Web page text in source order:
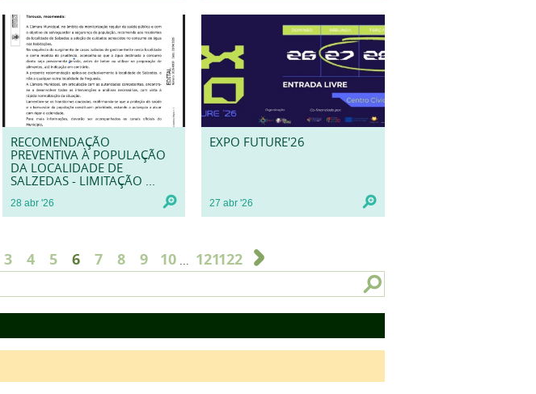
RECOMENDAÇÃO
PREVENTIVA À POPULAÇÃO
DA LOCALIDADE DE
SALZEDAS - LIMITAÇÃO ...
28 abr '26
EXPO FUTURE'26
27 abr '26
3 4 5 6 7 8 9 10 ... 121122